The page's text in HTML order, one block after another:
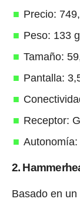
Precio:
Peso: 133 g
Tamaño:
Pantalla:
Receptor:
2.
Basado en un